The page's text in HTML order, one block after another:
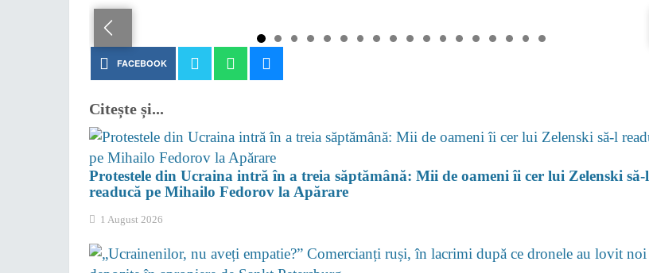
FACEBOOK
Citește și...
Protestele din Ucraina intră în a treia săptămână: Mii de oameni îi cer lui Zelenski să-l
readucă pe Mihailo Fedorov la Apărare
1 August 2026